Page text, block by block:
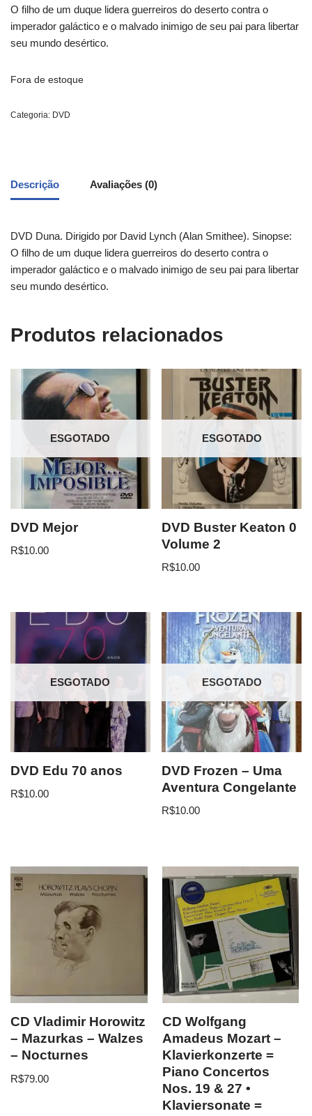
O filho de um duque lidera guerreiros do deserto contra o
imperador galáctico e o malvado inimigo de seu pai para libertar
seu mundo desértico.
Fora de estoque
Categoria: DVD
Descrição Avaliações (0)
DVD Duna. Dirigido por David Lynch (Alan Smithee). Sinopse:
O filho de um duque lidera guerreiros do deserto contra o
imperador galáctico e o malvado inimigo de seu pai para libertar
seu mundo desértico.
Produtos relacionados
ESGOTADO
DVD Mejor
R$10.00
ESGOTADO
DVD Buster Keaton 0
Volume 2
R$10.00
ESGOTADO
DVD Edu 70 anos
R$10.00
ESGOTADO
DVD Frozen – Uma
Aventura Congelante
R$10.00
CD Vladimir Horowitz
– Mazurkas – Walzes
– Nocturnes
R$79.00
CD Wolfgang
Amadeus Mozart –
Klavierkonzerte =
Piano Concertos
Nos. 19 & 27 •
Klaviersonate =